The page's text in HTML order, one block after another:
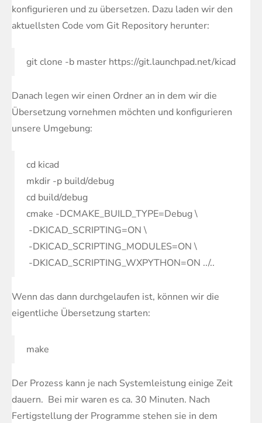
konfigurieren und zu übersetzen. Dazu laden wir den
aktuellsten Code vom Git Repository herunter:
git clone -b master https://git.launchpad.net/kicad
Danach legen wir einen Ordner an in dem wir die
Übersetzung vornehmen möchten und konfigurieren
unsere Umgebung:
cd kicad
mkdir -p build/debug
cd build/debug
cmake -DCMAKE_BUILD_TYPE=Debug \
-DKICAD_SCRIPTING=ON \
-DKICAD_SCRIPTING_MODULES=ON \
-DKICAD_SCRIPTING_WXPYTHON=ON ../..
Wenn das dann durchgelaufen ist, können wir die
eigentliche Übersetzung starten:
make
Der Prozess kann je nach Systemleistung einige Zeit
dauern. Bei mir waren es ca. 30 Minuten. Nach
Fertigstellung der Programme stehen sie in dem